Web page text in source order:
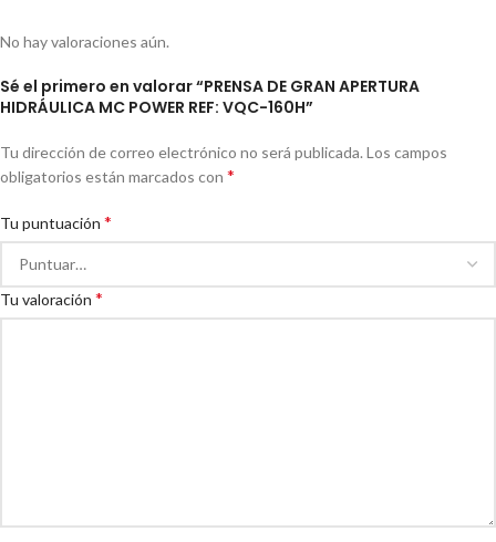
No hay valoraciones aún.
Sé el primero en valorar “PRENSA DE GRAN APERTURA
HIDRÁULICA MC POWER REF: VQC-160H”
Tu dirección de correo electrónico no será publicada. Los campos
obligatorios están marcados con *
Tu puntuación *
Tu valoración *